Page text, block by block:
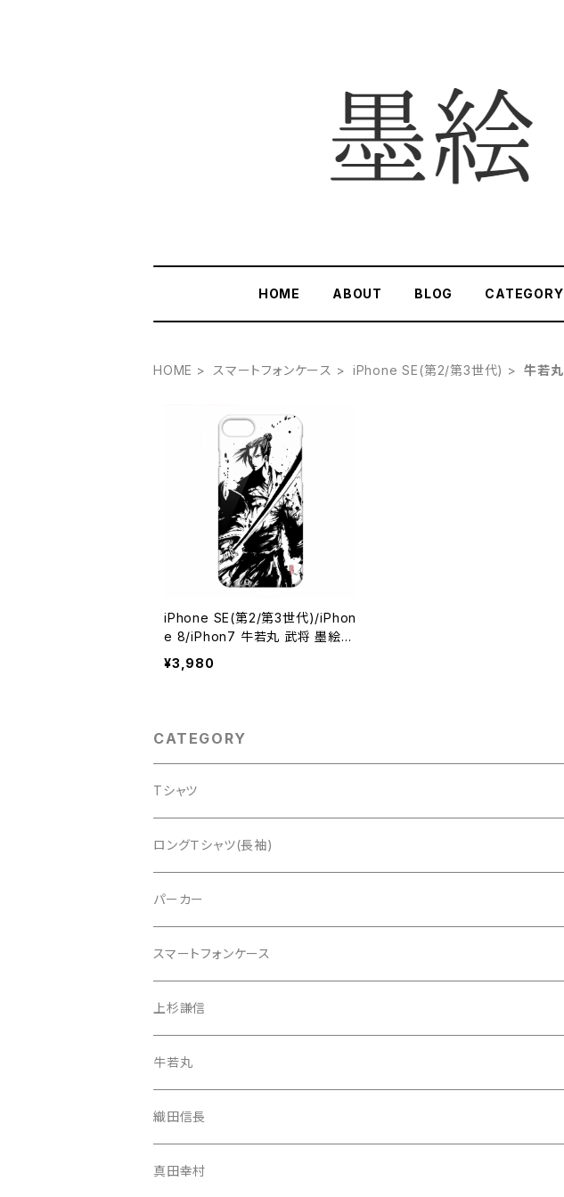
HOME ABOUT BLOG CATEGORY
HOME スマートフォンケース iPhone SE(第2/第3世代) 牛若丸
iPhone SE(第2/第3世代)/iPhon
e 8/iPhon7 牛若丸 武将 墨絵師
御歌頭 スマホケース ハードカバ
ーケース グッズ
¥3,980
CATEGORY
Tシャツ
真田幸村
伊達政宗
織田信長
上杉謙信
牛若丸（源義経）
武蔵坊弁慶
ロングＴシャツ(長袖)
上杉謙信
牛若丸
織田信長
真田幸村
伊達政宗
武蔵坊弁慶
パーカー
スマートフォンケース
iPhone 13 Pro Max
iPhone 13 Pro
iPhone 13 mini
iPhone 13
上杉謙信
牛若丸
織田信長
真田幸村